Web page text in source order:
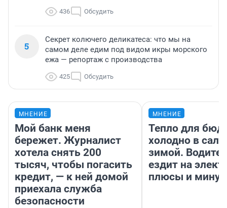
436 Обсудить
5
Секрет колючего деликатеса: что мы на
самом деле едим под видом икры морского
ежа — репортаж с производства
425 Обсудить
МНЕНИЕ
Мой банк меня
бережет. Журналист
хотела снять 200
тысяч, чтобы погасить
кредит, — к ней домой
приехала служба
безопасности
МНЕНИЕ
Тепло для
холодно в
зимой.
ездит на
плюсы и